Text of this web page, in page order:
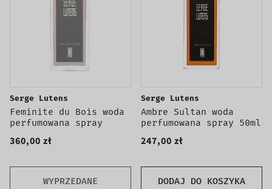
WYPRZEDANE
Serge Lutens
Feminite du Bois woda
perfumowana spray
360,00 zł
DODAJ DO KOSZYKA
Serge Lutens
Ambre Sultan woda
perfumowana spray 50ml
247,00 zł